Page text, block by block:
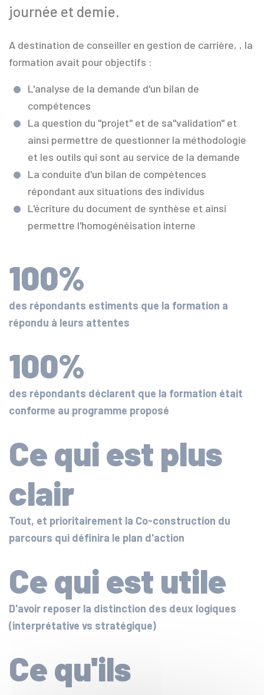
journée et demie.
A destination de conseiller en gestion de carrière, , la
formation avait pour objectifs :
L'analyse de la demande d'un bilan de
compétences
La question du "projet" et de sa"validation" et
ainsi permettre de questionner la méthodologie
et les outils qui sont au service de la demande
La conduite d'un bilan de compétences
répondant aux situations des individus
L'écriture du document de synthèse et ainsi
permettre l'homogénéisation interne
100%
des répondants estiments que la formation a
répondu à leurs attentes
100%
des répondants déclarent que la formation était
conforme au programme proposé
Ce qui est plus
clair
Tout, et prioritairement la Co-construction du
parcours qui définira le plan d'action
Ce qui est utile
D'avoir reposer la distinction des deux logiques
(interprétative vs stratégique)
Ce qu'ils